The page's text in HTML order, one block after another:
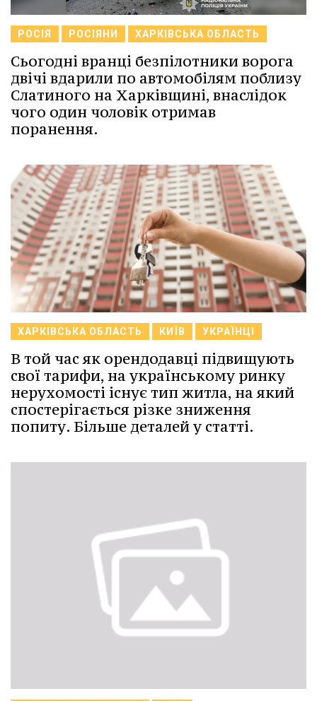
РОСІЯ РОСІЯНИ ХАРКІВСЬКА ОБЛАСТЬ
Сьогодні вранці безпілотники ворога
двічі вдарили по автомобілям поблизу
Слатиного на Харківщині, внаслідок
чого один чоловік отримав
поранення.
ХАРКІВСЬКА ОБЛАСТЬ КИЇВ УКРАЇНЦІ
В той час як орендодавці підвищують
свої тарифи, на українському ринку
нерухомості існує тип житла, на який
спостерігається різке зниження
попиту. Більше деталей у статті.